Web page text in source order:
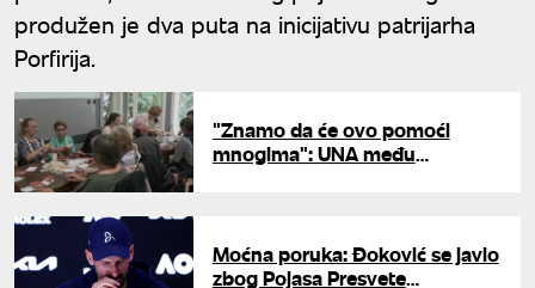
produžen je dva puta na inicijativu patrijarha
Porfirija.
"Znamo da će ovo pomoći
mnogima": UNA među
Moćna poruka: Đoković se javio
zbog Pojasa Presvete